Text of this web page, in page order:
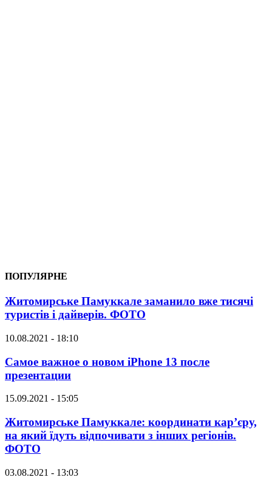
ПОПУЛЯРНЕ
Житомирське Памуккале заманило вже тисячі
туристів і дайверів. ФОТО
10.08.2021 - 18:10
Самое важное о новом iPhone 13 после
презентации
15.09.2021 - 15:05
Житомирське Памуккале: координати кар’єру,
на який їдуть відпочивати з інших регіонів.
ФОТО
03.08.2021 - 13:03